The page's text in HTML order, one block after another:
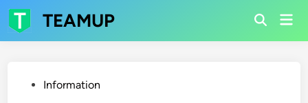
Skip
to
content
TEAMUP
Open
PostedInformation